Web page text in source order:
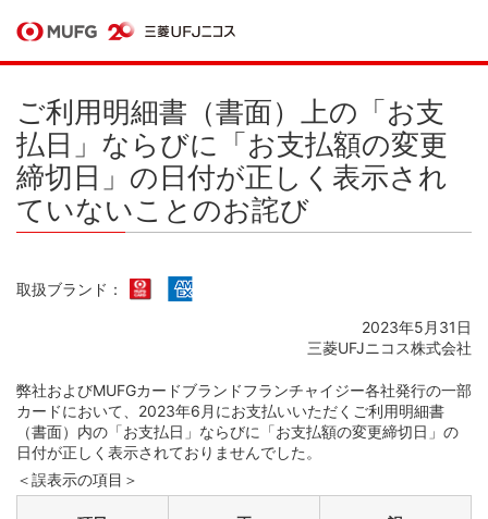
ご利用明細書（書面）上の「お支
払日」ならびに「お支払額の変更
締切日」の日付が正しく表示され
ていないことのお詫び
取扱ブランド：
2023年5月31日
三菱UFJニコス株式会社
弊社およびMUFGカードブランドフランチャイジー各社発行の一部
カードにおいて、2023年6月にお支払いいただくご利用明細書
（書面）内の「お支払日」ならびに「お支払額の変更締切日」の
日付が正しく表示されておりませんでした。
＜誤表示の項目＞